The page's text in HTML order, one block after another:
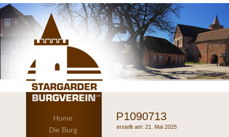
P1090713
21. Mai 2025
Home
Die Burg